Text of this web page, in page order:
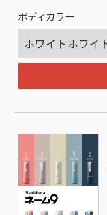
ボディカラー